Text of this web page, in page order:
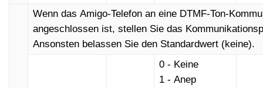
Wenn das Amigo-Telefon an eine DTMF-Ton-
angeschlossen ist, stellen Sie das
Ansonsten belassen Sie den Standardwert (keine).
0 - Keine
1 - Anep